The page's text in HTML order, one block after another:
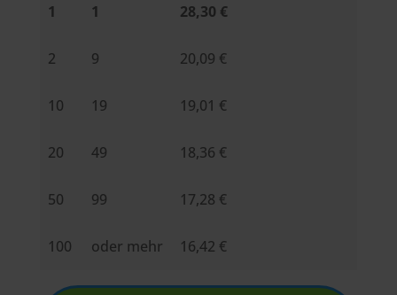
1 1 28,30 €
2 9 20,09 €
10 19 19,01 €
20 49 18,36 €
50 99 17,28 €
100 oder mehr 16,42 €